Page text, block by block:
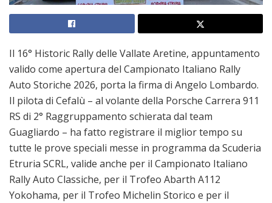
Il 16° Historic Rally delle Vallate Aretine, appuntamento
valido come apertura del Campionato Italiano Rally
Auto Storiche 2026, porta la firma di Angelo Lombardo.
Il pilota di Cefalù – al volante della Porsche Carrera 911
RS di 2° Raggruppamento schierata dal team
Guagliardo – ha fatto registrare il miglior tempo su
tutte le prove speciali messe in programma da Scuderia
Etruria SCRL, valide anche per il Campionato Italiano
Rally Auto Classiche, per il Trofeo Abarth A112
Yokohama, per il Trofeo Michelin Storico e per il